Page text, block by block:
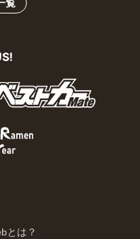
覧
とは？